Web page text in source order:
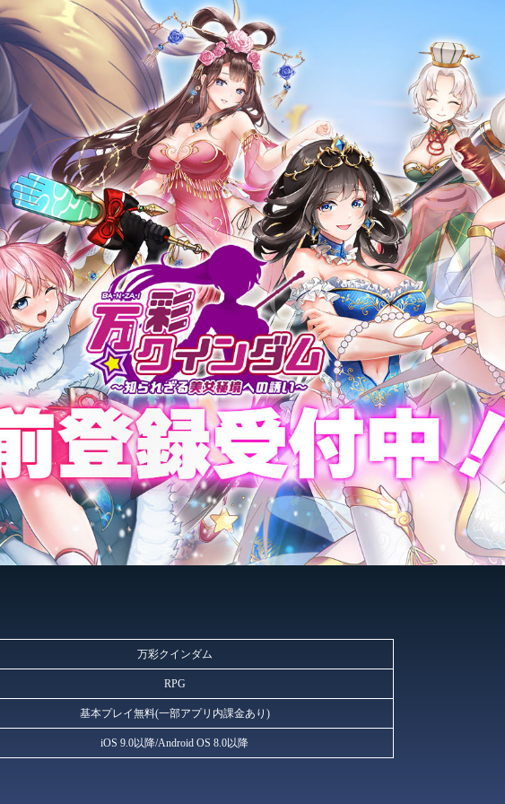
万彩クインダム
RPG
基本プレイ無料(一部アプリ内課金あり)
iOS 9.0以降/Android OS 8.0以降